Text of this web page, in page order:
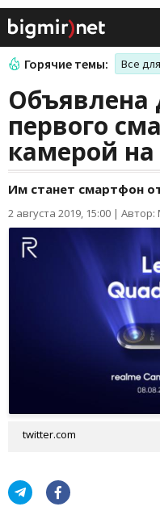
Горячие темы: Все
Объявлена
первого
камерой
Им станет смартфон
2 августа 2019, 15:00 | Автор:
twitter.com